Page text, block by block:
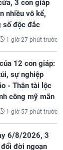
3 con giáp
nhiều vô kể,
số độc đắc
1 giờ 27 phút trước
12 con giáp:
sự nghiệp
- Thân tài lộc
công mỹ mãn
1 giờ 57 phút trước
6/8/2026, 3
đời ngoạn